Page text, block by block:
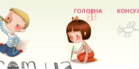
ГОЛОВНА